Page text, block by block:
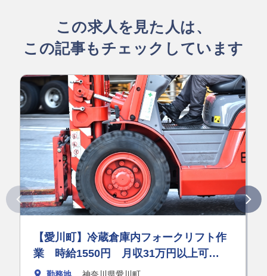
この求人を見た人は、
この記事もチェックしています
【愛川町】冷蔵倉庫内フォークリフト作
業 時給1550円 月収31万円以上可
能！ 21:00～ ★急募★高時給！お気軽